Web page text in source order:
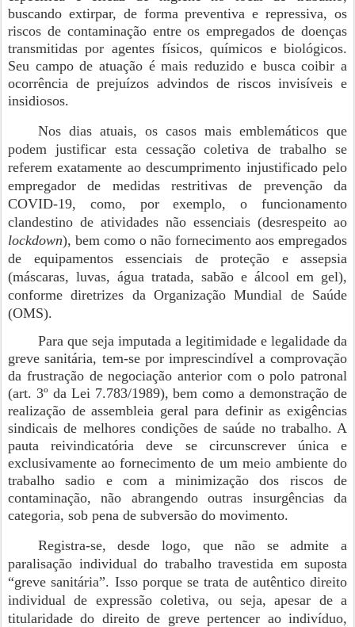
buscando extirpar, de forma preventiva e repressiva, os
riscos de contaminação entre os empregados de doenças
transmitidas por agentes físicos, químicos e biológicos.
Seu campo de atuação é mais reduzido e busca coibir a
ocorrência de prejuízos advindos de riscos invisíveis e
insidiosos.
Nos dias atuais, os casos mais emblemáticos que
podem justificar esta cessação coletiva de trabalho se
referem exatamente ao descumprimento injustificado pelo
empregador de medidas restritivas de prevenção da
COVID-19, como, por exemplo, o funcionamento
clandestino de atividades não essenciais (desrespeito ao
lockdown), bem como o não fornecimento aos empregados
de equipamentos essenciais de proteção e assepsia
(máscaras, luvas, água tratada, sabão e álcool em gel),
conforme diretrizes da Organização Mundial de Saúde
(OMS).
Para que seja imputada a legitimidade e legalidade da
greve sanitária, tem-se por imprescindível a comprovação
da frustração de negociação anterior com o polo patronal
(art. 3º da Lei 7.783/1989), bem como a demonstração de
realização de assembleia geral para definir as exigências
sindicais de melhores condições de saúde no trabalho. A
pauta reivindicatória deve se circunscrever única e
exclusivamente ao fornecimento de um meio ambiente do
trabalho sadio e com a minimização dos riscos de
contaminação, não abrangendo outras insurgências da
categoria, sob pena de subversão do movimento.
Registra-se, desde logo, que não se admite a
paralisação individual do trabalho travestida em suposta
“greve sanitária”. Isso porque se trata de autêntico direito
individual de expressão coletiva, ou seja, apesar de a
titularidade do direito de greve pertencer ao indivíduo,